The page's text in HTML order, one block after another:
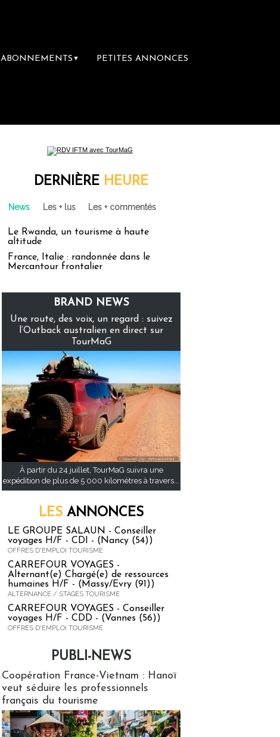
ABONNEMENTS ▼ PETITES ANNONCES
DERNIÈRE HEURE
News Les + lus Les + commentés
Le Rwanda, un tourisme à haute
altitude
France, Italie : randonnée dans le
Mercantour frontalier
BRAND NEWS
Une route, des voix, un regard : suivez
l’Outback australien en direct sur
TourMaG
À partir du 24 juillet, TourMaG suivra une
expédition de plus de 5 000 kilomètres à travers...
LES ANNONCES
LE GROUPE SALAUN - Conseiller
voyages H/F - CDI - (Nancy (54))
OFFRES D'EMPLOI TOURISME
CARREFOUR VOYAGES -
Alternant(e) Chargé(e) de ressources
humaines H/F - (Massy/Evry (91))
ALTERNANCE / STAGES TOURISME
CARREFOUR VOYAGES - Conseiller
voyages H/F - CDD - (Vannes (56))
OFFRES D'EMPLOI TOURISME
PUBLI-NEWS
Coopération France-Vietnam : Hanoï
veut séduire les professionnels
français du tourisme